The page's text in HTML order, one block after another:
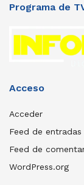
Programa de
Acceso
Acceder
Feed de entradas
Feed de
WordPress.org